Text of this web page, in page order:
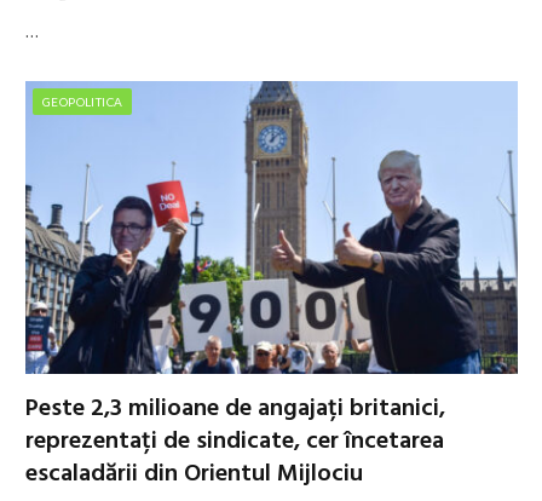
…
GEOPOLITICA
Peste 2,3 milioane de angajați britanici,
reprezentați de sindicate, cer încetarea
escaladării din Orientul Mijlociu